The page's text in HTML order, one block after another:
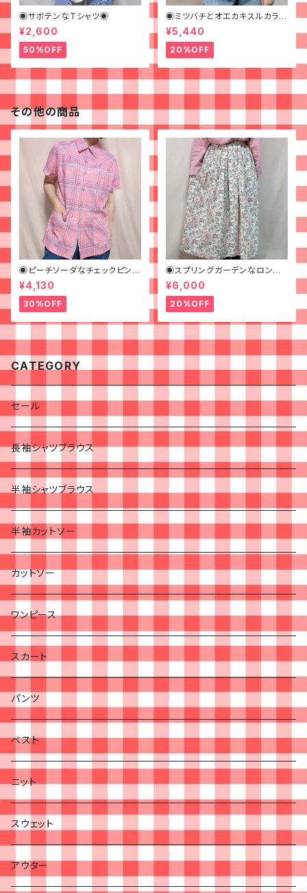
◉サボテンなTシャツ◉
¥2,600
50%OFF
◉ミツバチとオエカキスルカラフ
ルペイントなジャケット◉
¥5,440
20%OFF
その他の商品
◉ピーチソーダなチェックピンク
シャツ◉古着 半袖シャツ
¥4,130
30%OFF
◉スプリングガーデンなロング
スカート◉ 古着 花柄 クリーム
ピンク 春
¥6,000
20%OFF
CATEGORY
セール
長袖シャツブラウス
半袖シャツブラウス
半袖カットソー
カットソー
ワンピース
スカート
パンツ
ベスト
ニット
スウェット
アウター